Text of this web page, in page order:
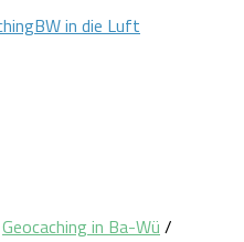
in die Luft
Geocaching in Ba-Wü /